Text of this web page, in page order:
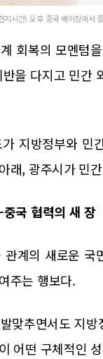
지시간) 오후 중국 베이징에
회복의 모멘텀
을 다지고 민간
지방정부와 민
래, 광주시가 민
국 협력의 새 장
계의 새로운
주는 행보다.
맞추면서도 지
어떤 구체적인